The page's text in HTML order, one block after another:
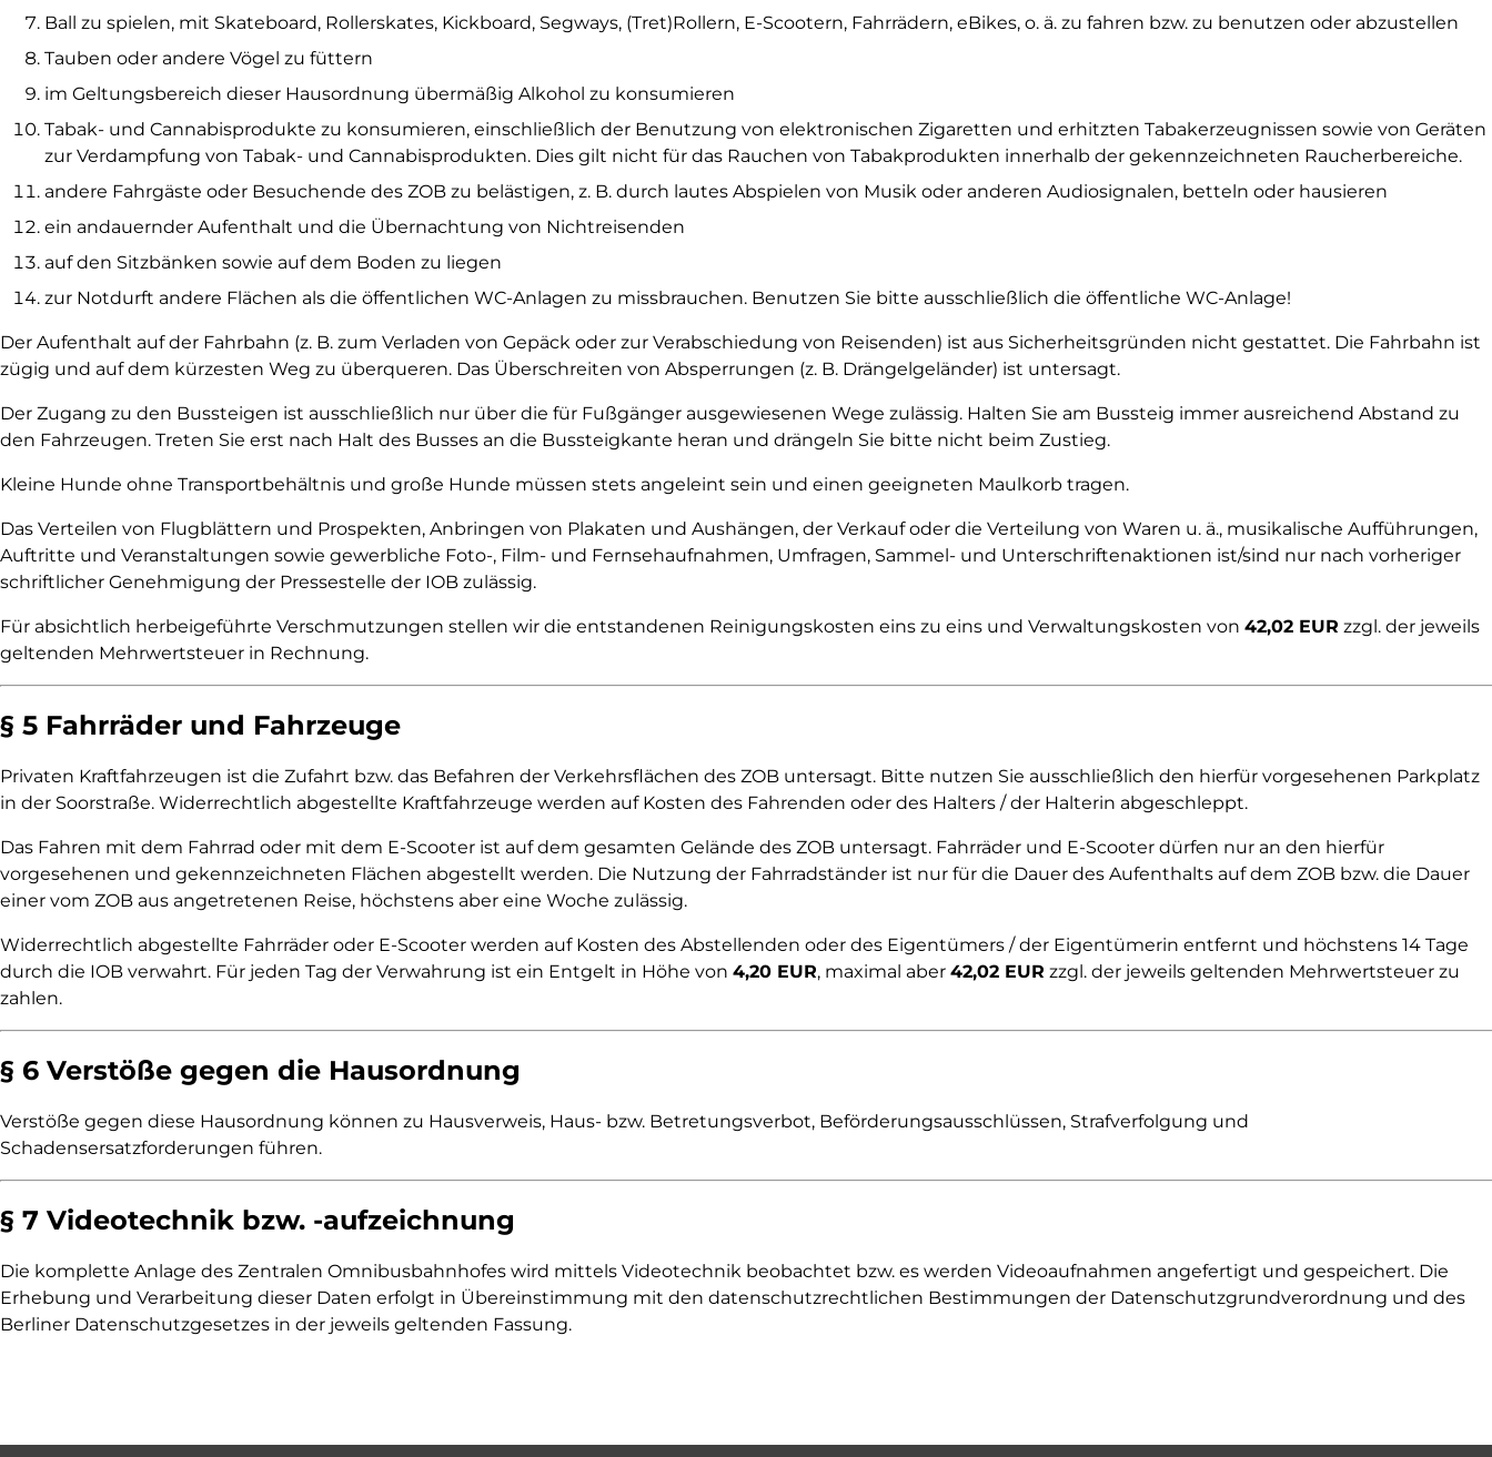
Ball zu spielen, mit Skateboard, Rollerskates, Kickboard, Segways, (Tret)Rollern, E-Scootern, Fahrrädern, eBikes, o. ä. zu fahren bzw. zu benutzen oder abzustellen
Tauben oder andere Vögel zu füttern
im Geltungsbereich dieser Hausordnung übermäßig Alkohol zu konsumieren
Tabak- und Cannabisprodukte zu konsumieren, einschließlich der Benutzung von elektronischen Zigaretten und erhitzten Tabakerzeugnissen sowie von Geräten
zur Verdampfung von Tabak- und Cannabisprodukten. Dies gilt nicht für das Rauchen von Tabakprodukten innerhalb der gekennzeichneten Raucherbereiche.
andere Fahrgäste oder Besuchende des ZOB zu belästigen, z. B. durch lautes Abspielen von Musik oder anderen Audiosignalen, betteln oder hausieren
ein andauernder Aufenthalt und die Übernachtung von Nichtreisenden
auf den Sitzbänken sowie auf dem Boden zu liegen
zur Notdurft andere Flächen als die öffentlichen WC-Anlagen zu missbrauchen. Benutzen Sie bitte ausschließlich die öffentliche WC-Anlage!
Der Aufenthalt auf der Fahrbahn (z. B. zum Verladen von Gepäck oder zur Verabschiedung von Reisenden) ist aus Sicherheitsgründen nicht gestattet. Die Fahrbahn ist
zügig und auf dem kürzesten Weg zu überqueren. Das Überschreiten von Absperrungen (z. B. Drängelgeländer) ist untersagt.
Der Zugang zu den Bussteigen ist ausschließlich nur über die für Fußgänger ausgewiesenen Wege zulässig. Halten Sie am Bussteig immer ausreichend Abstand zu
den Fahrzeugen. Treten Sie erst nach Halt des Busses an die Bussteigkante heran und drängeln Sie bitte nicht beim Zustieg.
Kleine Hunde ohne Transportbehältnis und große Hunde müssen stets angeleint sein und einen geeigneten Maulkorb tragen.
Das Verteilen von Flugblättern und Prospekten, Anbringen von Plakaten und Aushängen, der Verkauf oder die Verteilung von Waren u. ä., musikalische Aufführungen,
Auftritte und Veranstaltungen sowie gewerbliche Foto-, Film- und Fernsehaufnahmen, Umfragen, Sammel- und Unterschriftenaktionen ist/sind nur nach vorheriger
schriftlicher Genehmigung der Pressestelle der IOB zulässig.
Für absichtlich herbeigeführte Verschmutzungen stellen wir die entstandenen Reinigungskosten eins zu eins und Verwaltungskosten von 42,02 EUR zzgl. der jeweils
geltenden Mehrwertsteuer in Rechnung.
§ 5 Fahrräder und Fahrzeuge
Privaten Kraftfahrzeugen ist die Zufahrt bzw. das Befahren der Verkehrsflächen des ZOB untersagt. Bitte nutzen Sie ausschließlich den hierfür vorgesehenen Parkplatz
in der Soorstraße. Widerrechtlich abgestellte Kraftfahrzeuge werden auf Kosten des Fahrenden oder des Halters / der Halterin abgeschleppt.
Das Fahren mit dem Fahrrad oder mit dem E-Scooter ist auf dem gesamten Gelände des ZOB untersagt. Fahrräder und E-Scooter dürfen nur an den hierfür
vorgesehenen und gekennzeichneten Flächen abgestellt werden. Die Nutzung der Fahrradständer ist nur für die Dauer des Aufenthalts auf dem ZOB bzw. die Dauer
einer vom ZOB aus angetretenen Reise, höchstens aber eine Woche zulässig.
Widerrechtlich abgestellte Fahrräder oder E-Scooter werden auf Kosten des Abstellenden oder des Eigentümers / der Eigentümerin entfernt und höchstens 14 Tage
durch die IOB verwahrt. Für jeden Tag der Verwahrung ist ein Entgelt in Höhe von 4,20 EUR, maximal aber 42,02 EUR zzgl. der jeweils geltenden Mehrwertsteuer zu
zahlen.
§ 6 Verstöße gegen die Hausordnung
Verstöße gegen diese Hausordnung können zu Hausverweis, Haus- bzw. Betretungsverbot, Beförderungsausschlüssen, Strafverfolgung und
Schadensersatzforderungen führen.
§ 7 Videotechnik bzw. -aufzeichnung
Die komplette Anlage des Zentralen Omnibusbahnhofes wird mittels Videotechnik beobachtet bzw. es werden Videoaufnahmen angefertigt und gespeichert. Die
Erhebung und Verarbeitung dieser Daten erfolgt in Übereinstimmung mit den datenschutzrechtlichen Bestimmungen der Datenschutzgrundverordnung und des
Berliner Datenschutzgesetzes in der jeweils geltenden Fassung.